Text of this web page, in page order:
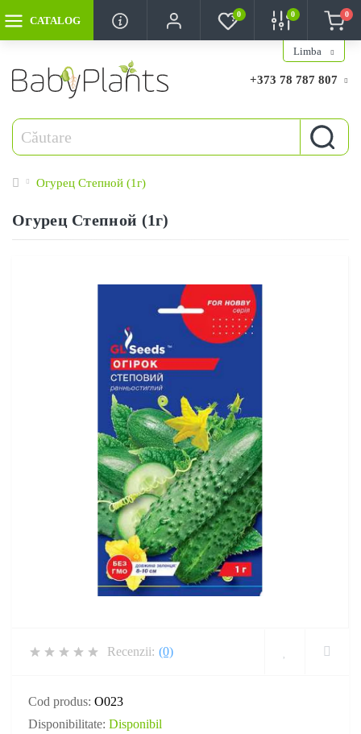
CATALOG
Limba
0 0 0
+373 78 787 807
Огурец Степной (1г)
Огурец Степной (1г)
Recenzii: (0)
Cod produs: O023
Disponibilitate: Disponibil